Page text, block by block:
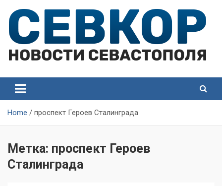
content
Севастополя
Севастополя
Home проспект Героев Сталинграда
Метка: проспект Героев
Сталинграда